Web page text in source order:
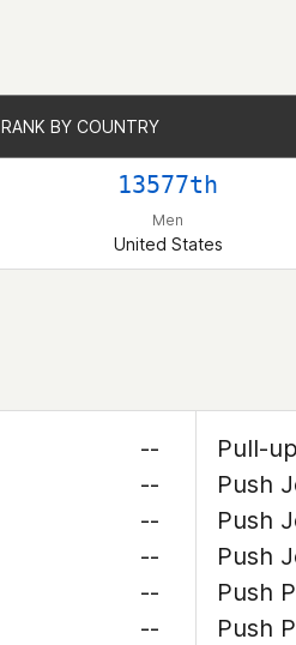
RANK BY COUNTRY
13577th
Men
United States
RANK BY COUNTRY
--
--
--
--
--
--
Pull-
Push
Push
Push
Push
Push